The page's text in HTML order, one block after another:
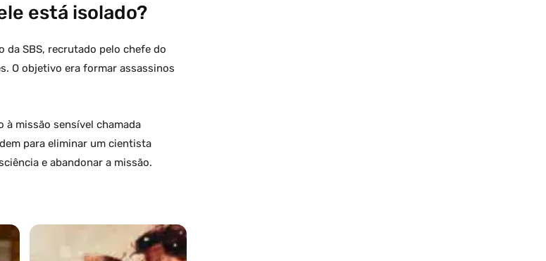
está isolado?
da SBS, recrutado pelo chefe do
O objetivo era formar assassinos
à missão sensível chamada
para eliminar um cientista
e abandonar a missão.